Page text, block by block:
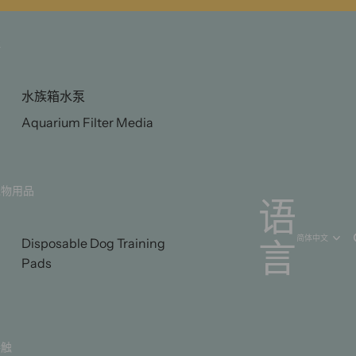
水族箱水泵
Aquarium Filter Media
用品
Disposable Dog Training
Pads
语
言